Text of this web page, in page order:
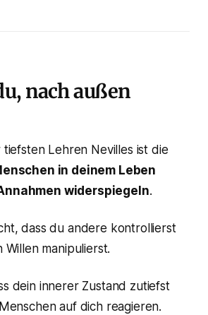
nach außen
tiefsten Lehren Nevilles ist die
in deinem Leben
widerspiegeln.
dass du andere kontrollierst
manipulierst.
dein innerer Zustand zutiefst
auf dich reagieren.